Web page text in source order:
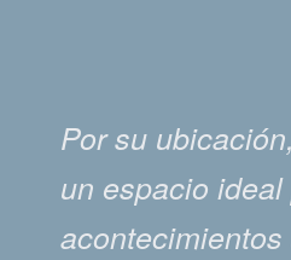
Por su
un espacio ideal
acontecimientos